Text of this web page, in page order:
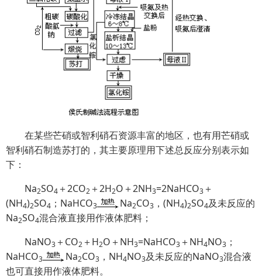
在某些芒硝或智利硝石资源丰富的地区，也有用芒硝或
智利硝石制造苏打的，其主要原理用下述总反应分别表示如
下：
Na2SO4 ＋2CO2 ＋2H2O＋2NH3=2NaHCO3 ＋
(NH4)2SO4 ；NaHCO3 Na2CO3 ，(NH4)2SO4及未反应的
Na2SO4混合液直接用作液体肥料；
NaNO3 ＋CO2 ＋H2O＋NH3=NaHCO3 ＋NH4NO3 ；
NaHCO3 Na2CO3 ，NH4NO3及未反应的NaNO3混合液
也可直接用作液体肥料。